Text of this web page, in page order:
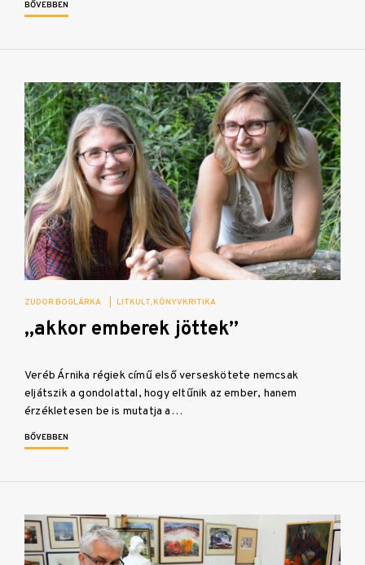
BŐVEBBEN
ZUDOR BOGLÁRKA LITKULT KÖNYVKRITIKA
„akkor emberek jöttek”
Veréb Árnika régiek című első verseskötete nemcsak
eljátszik a gondolattal, hogy eltűnik az ember, hanem
érzékletesen be is mutatja a…
BŐVEBBEN